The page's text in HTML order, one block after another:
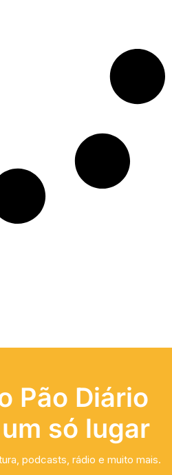
Pão Diário
só lugar
podcasts, rádio e muito mais.